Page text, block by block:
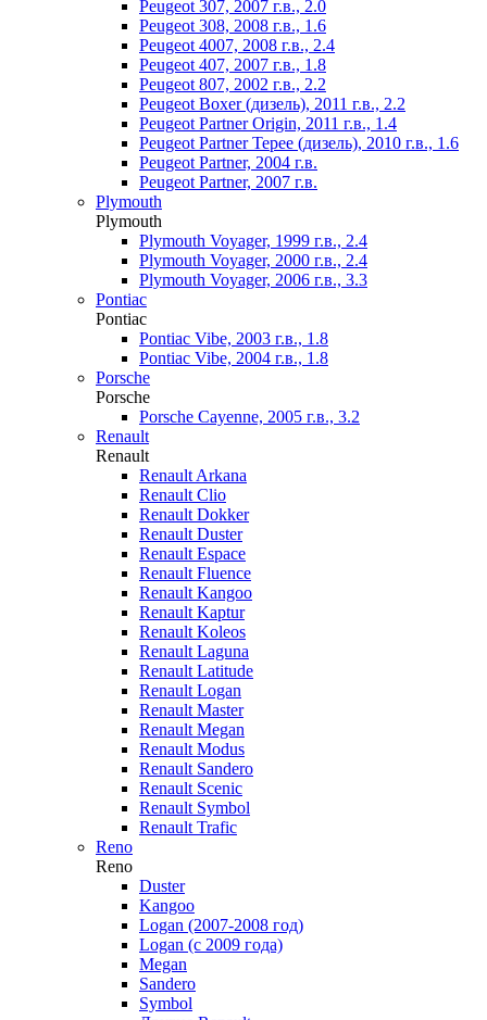
Peugeot 307, 2007 г.в., 2.0
Peugeot 308, 2008 г.в., 1.6
Peugeot 4007, 2008 г.в., 2.4
Peugeot 407, 2007 г.в., 1.8
Peugeot 807, 2002 г.в., 2.2
Peugeot Boxer (дизель), 2011 г.в., 2.2
Peugeot Partner Origin, 2011 г.в., 1.4
Peugeot Partner Tepee (дизель), 2010 г.в., 1.6
Peugeot Partner, 2004 г.в.
Peugeot Partner, 2007 г.в.
Plymouth
Plymouth
Plymouth Voyager, 1999 г.в., 2.4
Plymouth Voyager, 2000 г.в., 2.4
Plymouth Voyager, 2006 г.в., 3.3
Pontiac
Pontiac
Pontiac Vibe, 2003 г.в., 1.8
Pontiac Vibe, 2004 г.в., 1.8
Porsche
Porsche
Porsche Cayenne, 2005 г.в., 3.2
Renault
Renault
Renault Arkana
Renault Clio
Renault Dokker
Renault Duster
Renault Espace
Renault Fluence
Renault Kangoo
Renault Kaptur
Renault Koleos
Renault Laguna
Renault Latitude
Renault Logan
Renault Master
Renault Megan
Renault Modus
Renault Sandero
Renault Scenic
Renault Symbol
Renault Trafic
Reno
Reno
Duster
Kangoo
Logan (2007-2008 год)
Logan (с 2009 года)
Megan
Sandero
Symbol